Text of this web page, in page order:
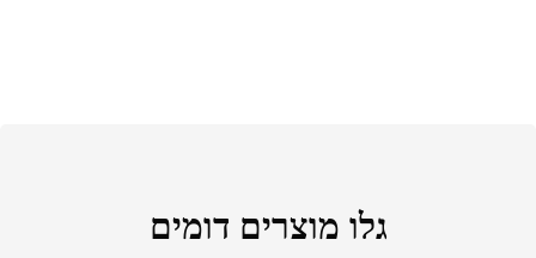
גלו מוצרים דומים